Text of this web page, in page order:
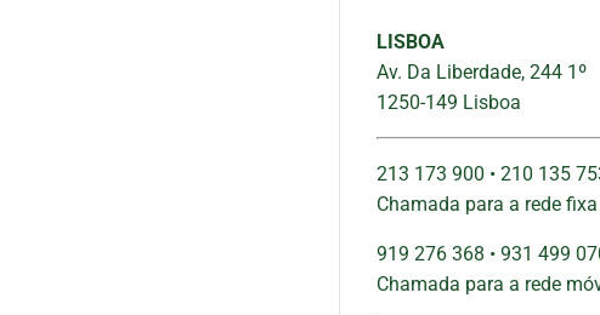
LISBOA
Av. Da Liberdade, 244 1º
1250-149 Lisboa
213 173 900 • 210 135
Chamada para a rede
919 276 368 • 931 499
Chamada para a rede